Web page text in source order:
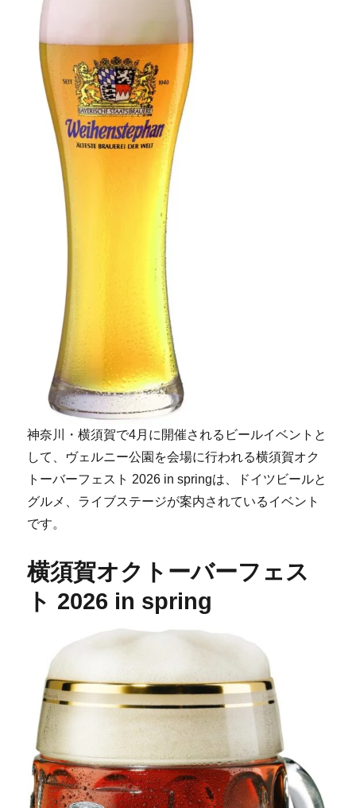
神奈川・横須賀で4月に開催されるビールイベントと
して、ヴェルニー公園を会場に行われる横須賀オク
トーバーフェスト 2026 in springは、ドイツビールと
グルメ、ライブステージが案内されているイベント
です。
横須賀オクトーバーフェス
ト 2026 in spring